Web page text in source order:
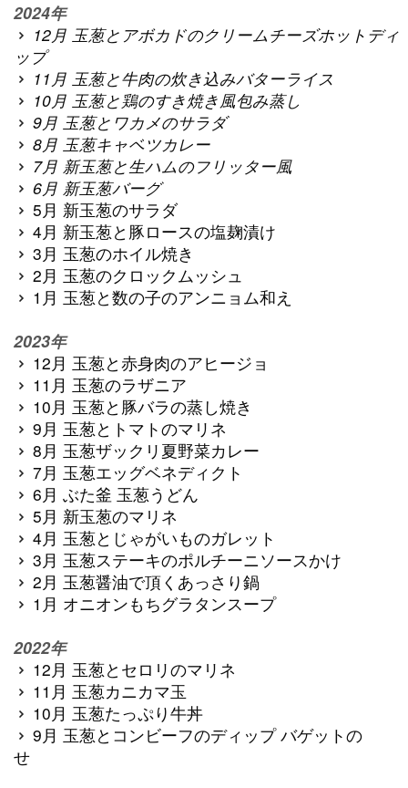
2024年
12月 玉葱とアボカドのクリームチーズホットディ
ップ
11月 玉葱と牛肉の炊き込みバターライス
10月 玉葱と鶏のすき焼き風包み蒸し
9月 玉葱とワカメのサラダ
8月 玉葱キャベツカレー
7月 新玉葱と生ハムのフリッター風
6月 新玉葱バーグ
5月 新玉葱のサラダ
4月 新玉葱と豚ロースの塩麹漬け
3月 玉葱のホイル焼き
2月 玉葱のクロックムッシュ
1月 玉葱と数の子のアンニョム和え
2023年
12月 玉葱と赤身肉のアヒージョ
11月 玉葱のラザニア
10月 玉葱と豚バラの蒸し焼き
9月 玉葱とトマトのマリネ
8月 玉葱ザックリ夏野菜カレー
7月 玉葱エッグベネディクト
6月 ぶた釜 玉葱うどん
5月 新玉葱のマリネ
4月 玉葱とじゃがいものガレット
3月 玉葱ステーキのポルチーニソースかけ
2月 玉葱醤油で頂くあっさり鍋
1月 オニオンもちグラタンスープ
2022年
12月 玉葱とセロリのマリネ
11月 玉葱カニカマ玉
10月 玉葱たっぷり牛丼
9月 玉葱とコンビーフのディップ バゲットの
せ